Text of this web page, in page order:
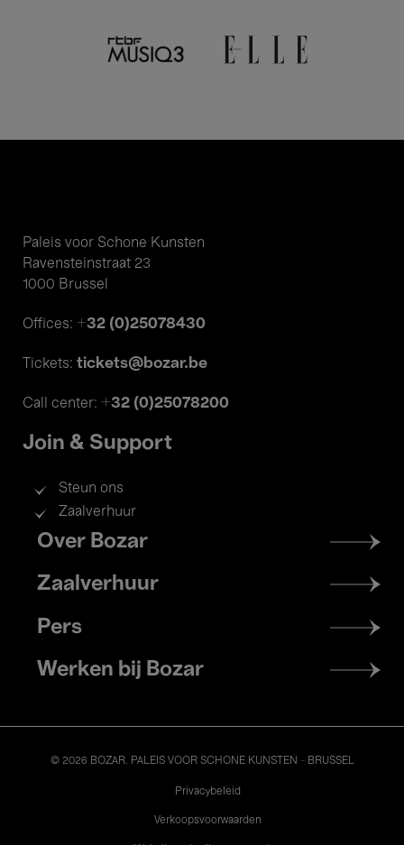
Paleis voor Schone Kunsten
Ravensteinstraat 23
1000 Brussel
Offices: +32 (0)25078430
Tickets: tickets@bozar.be
Call center: +32 (0)25078200
Join & Support
Steun ons
Zaalverhuur
Footer
menu
Over Bozar
Zaalverhuur
Pers
Werken bij Bozar
© 2026 BOZAR. PALEIS VOOR SCHONE KUNSTEN - BRUSSEL
Privacybeleid
Verkoopsvoorwaarden